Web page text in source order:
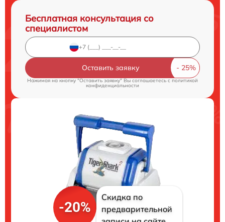
Бесплатная консультация со
специалистом
Оставить заявку
Нажимая на кнопку "Оставить заявку" Вы соглашаетесь cполитикой
конфиденциальности
-20%
Скидка по
предварительной